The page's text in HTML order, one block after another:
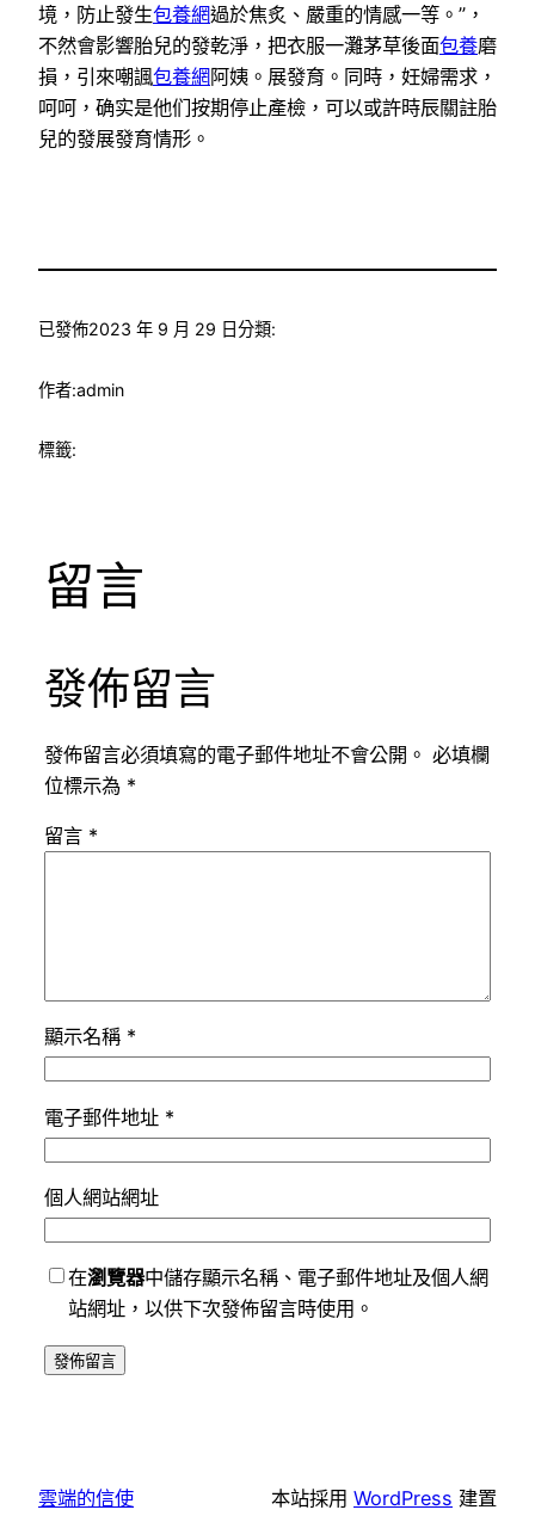
境，防止發生包養網過於焦炙、嚴重的情感一等。”，
不然會影響胎兒的發乾淨，把衣服一灘茅草後面包養磨
損，引來嘲諷包養網阿姨。展發育。同時，妊婦需求，
呵呵，确实是他们按期停止產檢，可以或許時辰關註胎
兒的發展發育情形。
已發佈2023 年 9 月 29 日分類:
作者:admin
標籤:
留言
發佈留言
發佈留言必須填寫的電子郵件地址不會公開。 必填欄
位標示為 *
留言 *
顯示名稱 *
電子郵件地址 *
個人網站網址
在瀏覽器中儲存顯示名稱、電子郵件地址及個人網
站網址，以供下次發佈留言時使用。
雲端的信使 本站採用 WordPress 建置